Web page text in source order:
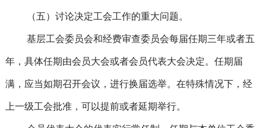
（五）讨论决定工会工作的重大问题。
基层工会委员会和经费审查委员会每届任期三年或者五
年，具体任期由会员大会或者会员代表大会决定。任期届
满，应当如期召开会议，进行换届选举。在特殊情况下，经
上一级工会批准，可以提前或者延期举行。